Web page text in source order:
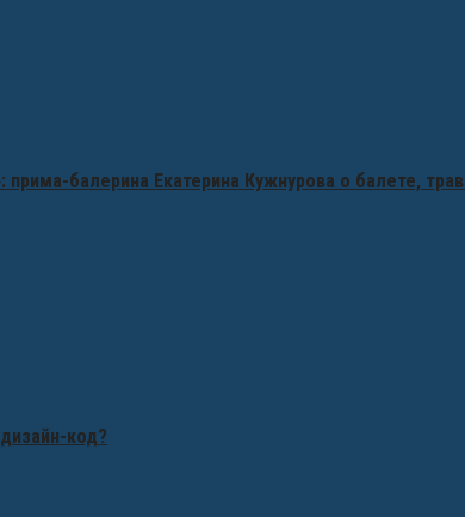
балерина Екатерина Кужнурова о балете,
код?